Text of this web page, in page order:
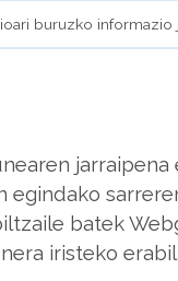
buruzko informazio
batek
iristeko